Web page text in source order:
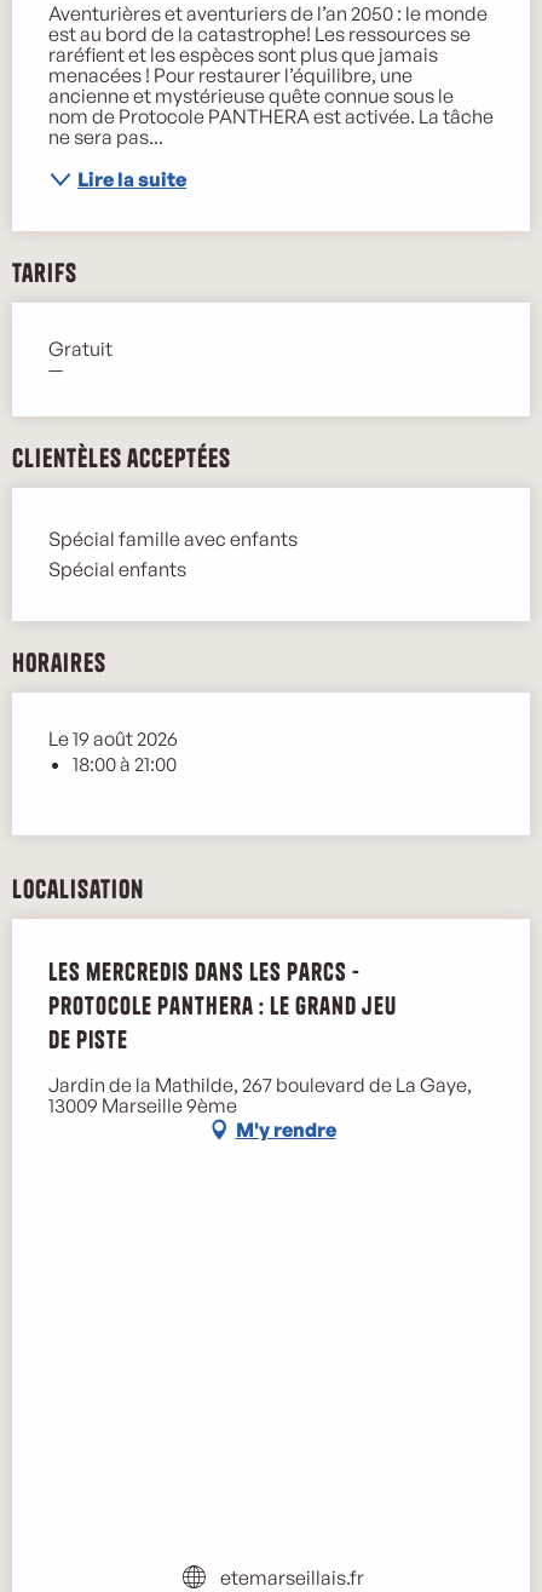
Aventurières et aventuriers de l’an 2050 : le monde
est au bord de la catastrophe! Les ressources se
raréfient et les espèces sont plus que jamais
menacées ! Pour restaurer l’équilibre, une
ancienne et mystérieuse quête connue sous le
nom de Protocole PANTHERA est activée. La tâche
ne sera pas...
Lire la suite
Tarifs
Gratuit
—
Clientèles acceptées
Spécial famille avec enfants
Spécial enfants
Horaires
Le 19 août 2026
18:00 à 21:00
Localisation
Les mercredis dans les parcs -
Protocole Panthera : Le grand jeu
de piste
Jardin de la Mathilde, 267 boulevard de La Gaye,
13009 Marseille 9ème
M'y rendre
etemarseillais.fr